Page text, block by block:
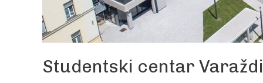
Studentski centar